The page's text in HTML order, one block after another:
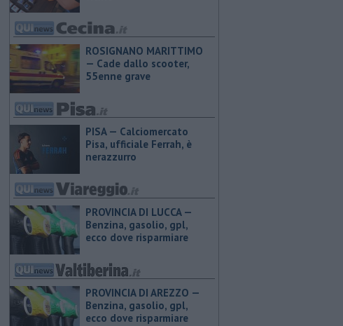
ROSIGNANO MARITTIMO
— Cade dallo scooter,
55enne grave
PISA — Calciomercato
Pisa, ufficiale Ferrah, è
nerazzurro
PROVINCIA DI LUCCA — ​
Benzina, gasolio, gpl,
ecco dove risparmiare
PROVINCIA DI AREZZO — ​
Benzina, gasolio, gpl,
ecco dove risparmiare